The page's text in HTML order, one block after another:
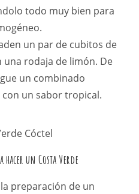
todo muy bien para
un par de cubitos de
una rodaja de limón. De
un combinado
un sabor tropical.
un Costa Verde
preparación de un